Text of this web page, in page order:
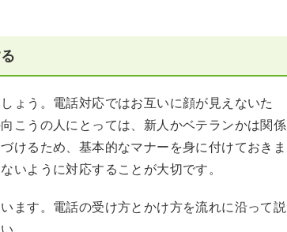
ょう。電話対応ではお互いに顔が見えないた
こうの人にとっては、新人かベテランかは関係
けるため、基本的なマナーを身に付けておきま
いように対応することが大切です。
ます。電話の受け方とかけ方を流れに沿って説